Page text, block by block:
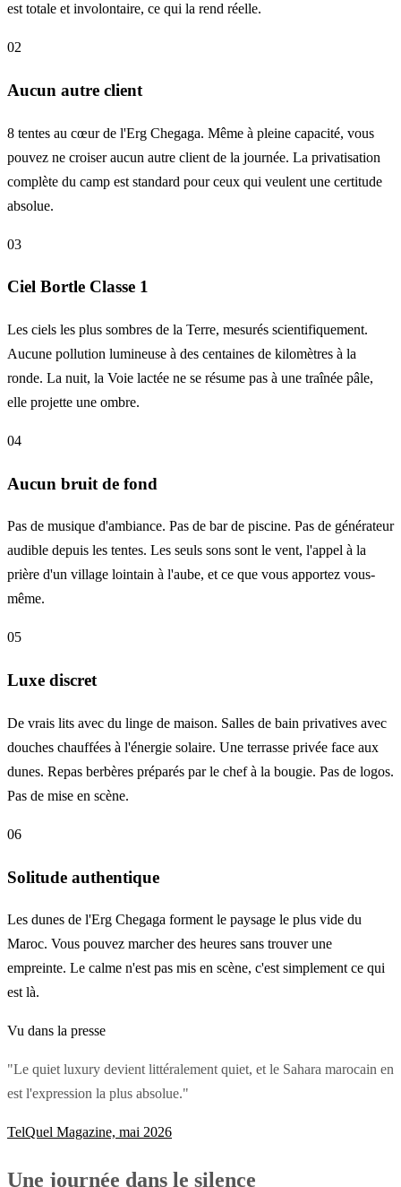
est totale et involontaire, ce qui la rend réelle.
02
Aucun autre client
8 tentes au cœur de l'Erg Chegaga. Même à pleine capacité, vous
pouvez ne croiser aucun autre client de la journée. La privatisation
complète du camp est standard pour ceux qui veulent une certitude
absolue.
03
Ciel Bortle Classe 1
Les ciels les plus sombres de la Terre, mesurés scientifiquement.
Aucune pollution lumineuse à des centaines de kilomètres à la
ronde. La nuit, la Voie lactée ne se résume pas à une traînée pâle,
elle projette une ombre.
04
Aucun bruit de fond
Pas de musique d'ambiance. Pas de bar de piscine. Pas de générateur
audible depuis les tentes. Les seuls sons sont le vent, l'appel à la
prière d'un village lointain à l'aube, et ce que vous apportez vous-
même.
05
Luxe discret
De vrais lits avec du linge de maison. Salles de bain privatives avec
douches chauffées à l'énergie solaire. Une terrasse privée face aux
dunes. Repas berbères préparés par le chef à la bougie. Pas de logos.
Pas de mise en scène.
06
Solitude authentique
Les dunes de l'Erg Chegaga forment le paysage le plus vide du
Maroc. Vous pouvez marcher des heures sans trouver une
empreinte. Le calme n'est pas mis en scène, c'est simplement ce qui
est là.
Vu dans la presse
"Le quiet luxury devient littéralement quiet, et le Sahara marocain en
est l'expression la plus absolue."
TelQuel Magazine, mai 2026
Une journée dans le silence